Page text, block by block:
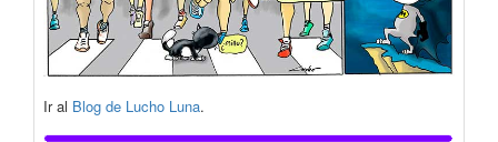
Ir al Blog de Lucho Luna.